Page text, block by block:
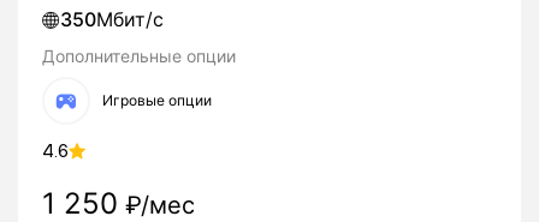
350Мбит/с
Дополнительные опции
Игровые опции
4.6
1 250 ₽/мес